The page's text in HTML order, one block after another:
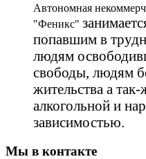
Автономная
"Феникс"
попавшим в
людям
свободы, людям
жительства а
алкогольной и
зависимостью.
Мы в контакте